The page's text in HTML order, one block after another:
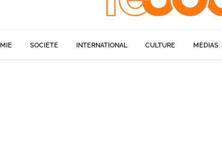
SOCIÉTÉ INTERNATIONAL CULTURE MÉDIAS